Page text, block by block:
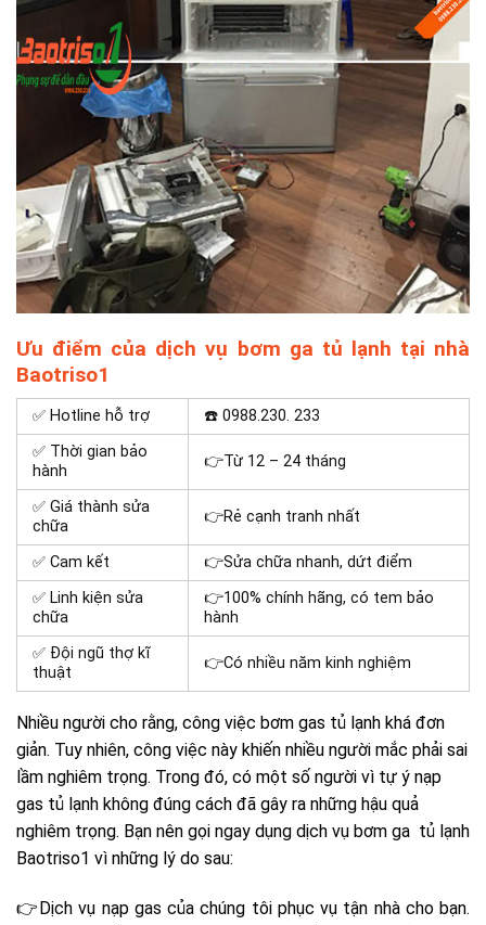
Ưu điểm của dịch vụ bơm ga tủ lạnh tại nhà
Baotriso1
✅ Hotline hỗ trợ
☎️ 0988.230. 233
✅ Thời gian bảo
hành
👉Từ 12 – 24 tháng
✅ Giá thành sửa
chữa
👉Rẻ cạnh tranh nhất
✅ Cam kết
👉Sửa chữa nhanh, dứt điểm
✅ Linh kiện sửa
chữa
👉100% chính hãng, có tem bảo
hành
✅ Đội ngũ thợ kĩ
thuật
👉Có nhiều năm kinh nghiệm
Nhiều người cho rằng, công việc bơm gas tủ lạnh khá đơn
giản. Tuy nhiên, công việc này khiến nhiều người mắc phải sai
lầm nghiêm trọng. Trong đó, có một số người vì tự ý nạp
gas tủ lạnh không đúng cách đã gây ra những hậu quả
nghiêm trọng. Bạn nên gọi ngay dụng dịch vụ bơm ga tủ lạnh
Baotriso1 vì những lý do sau:
👉Dịch vụ nạp gas của chúng tôi phục vụ tận nhà cho bạn.